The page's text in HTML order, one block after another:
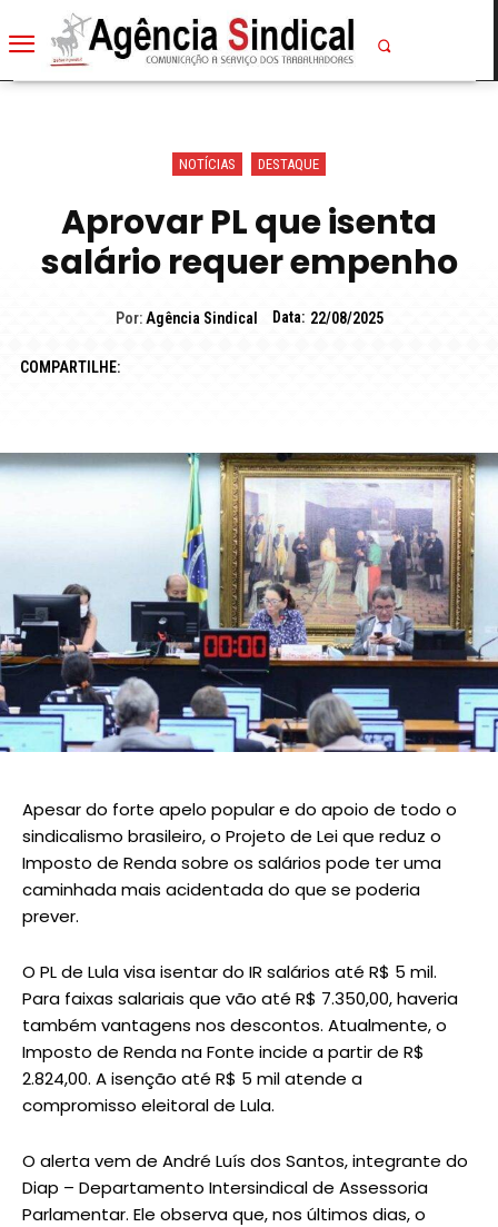
NOTÍCIAS DESTAQUE
Aprovar PL que isenta
salário requer empenho
Por: Agência Sindical Data: 22/08/2025
COMPARTILHE:
Apesar do forte apelo popular e do apoio de todo o
sindicalismo brasileiro, o Projeto de Lei que reduz o
Imposto de Renda sobre os salários pode ter uma
caminhada mais acidentada do que se poderia
prever.
O PL de Lula visa isentar do IR salários até R$ 5 mil.
Para faixas salariais que vão até R$ 7.350,00, haveria
também vantagens nos descontos. Atualmente, o
Imposto de Renda na Fonte incide a partir de R$
2.824,00. A isenção até R$ 5 mil atende a
compromisso eleitoral de Lula.
O alerta vem de André Luís dos Santos, integrante do
Diap – Departamento Intersindical de Assessoria
Parlamentar. Ele observa que, nos últimos dias, o